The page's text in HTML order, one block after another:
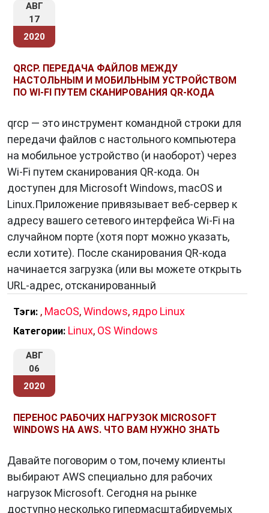
АВГ
17
2020
QRCP. ПЕРЕДАЧА ФАЙЛОВ МЕЖДУ
НАСТОЛЬНЫМ И МОБИЛЬНЫМ УСТРОЙСТВОМ
ПО WI-FI ПУТЕМ СКАНИРОВАНИЯ QR-КОДА
qrcp — это инструмент командной строки для
передачи файлов с настольного компьютера
на мобильное устройство (и наоборот) через
Wi-Fi путем сканирования QR-кода. Он
доступен для Microsoft Windows, macOS и
Linux.Приложение привязывает веб-сервер к
адресу вашего сетевого интерфейса Wi-Fi на
случайном порте (хотя порт можно указать,
если хотите). После сканирования QR-кода
начинается загрузка (или вы можете открыть
URL-адрес, отсканированный
Тэги: , MacOS,Windows, ядро Linux
Категории: Linux, OS Windows
АВГ
06
2020
ПЕРЕНОС РАБОЧИХ НАГРУЗОК MICROSOFT
WINDOWS НА AWS. ЧТО ВАМ НУЖНО ЗНАТЬ
Давайте поговорим о том, почему клиенты
выбирают AWS специально для рабочих
нагрузок Microsoft. Сегодня на рынке
доступно несколько гипермасштабируемых